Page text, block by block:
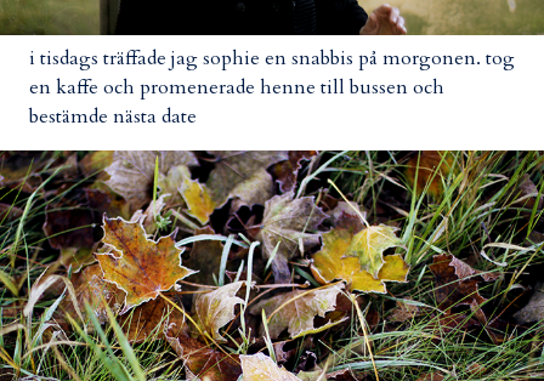
i tisdags träffade jag sophie en snabbis på morgonen. tog
en kaffe och promenerade henne till bussen och
bestämde nästa date